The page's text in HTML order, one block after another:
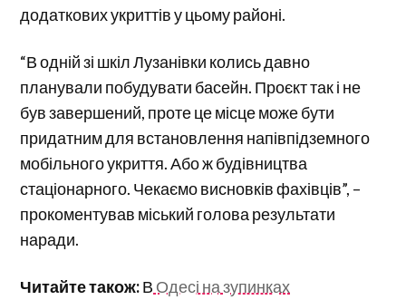
додаткових укриттів у цьому районі.
“В одній зі шкіл Лузанівки колись давно
планували побудувати басейн. Проєкт так і не
був завершений, проте це місце може бути
придатним для встановлення напівпідземного
мобільного укриття. Або ж будівництва
стаціонарного. Чекаємо висновків фахівців”, –
прокоментував міський голова результати
наради.
Читайте також:В Одесі на зупинках